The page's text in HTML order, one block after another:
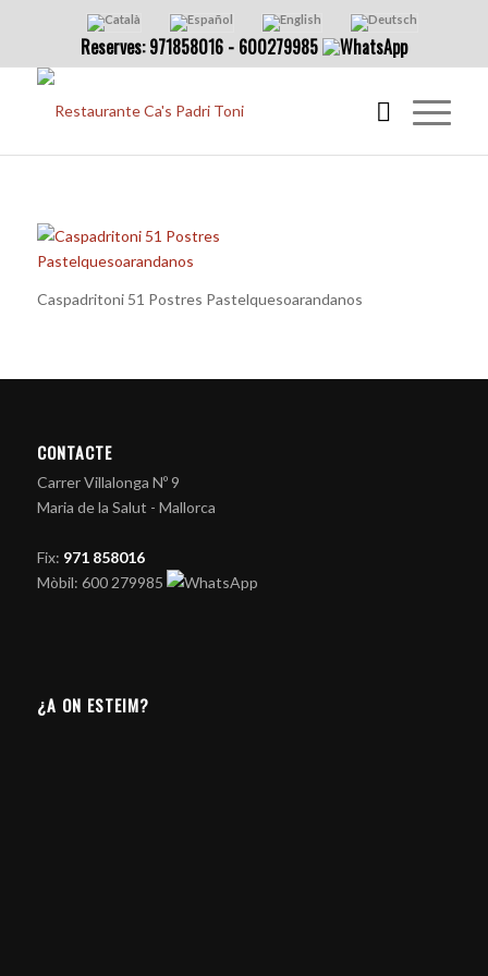
Reserves: 971858016 - 600279985
Caspadritoni 51 Postres Pastelquesoarandanos
CONTACTE
Carrer Villalonga Nº 9
Maria de la Salut - Mallorca
Fix: 971 858016
Mòbil: 600 279985
¿A ON ESTEIM?